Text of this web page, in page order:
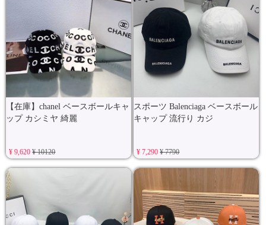
【在庫】chanel ベースボールキャ
ップ カシミヤ 綺麗
¥ 9,620¥ 10120
スポーツ Balenciaga ベースボール
キャップ 流行り カジ
¥ 7,290¥ 7790